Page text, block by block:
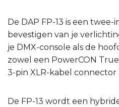
De DAP FP-13 is een
bevestigen van je
je DMX-console als de
zowel een PowerCON
3-pin XLR-kabel connector
De FP-13 wordt een